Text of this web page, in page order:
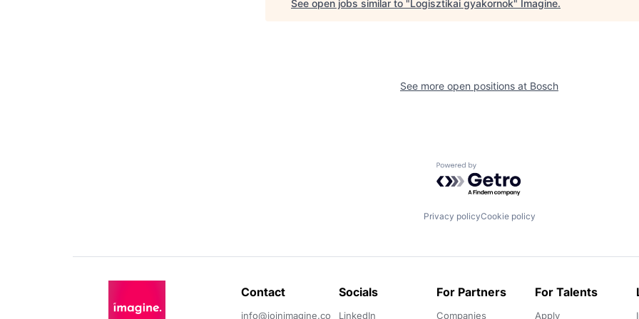
See open jobs similar to "Logisztikai gyakornok" Imagine.
See more open positions at Bosch
Powered by Getro.com
Privacy policyCookie policy
Contact
info@joinimagine.co
Socials
LinkedIn
For Partners
Companies
For Talents
Apply